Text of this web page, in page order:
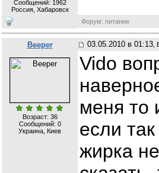
Сообщений: 1962
Россия, Хабаровск
Форум: питание
Beeper 03.05.2010 в 01:13
Возраст: 36
Сообщений: 0
Украина, Киев
Vido
меня то
если
жирка